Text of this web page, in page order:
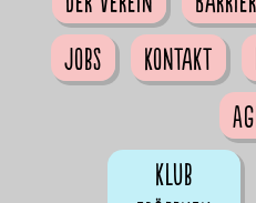
Jobs
Kontakt
Klub